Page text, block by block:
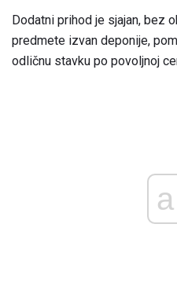
Dodatni prihod je sjajan, bez
predmete izvan deponije,
odličnu stavku po povoljnoj